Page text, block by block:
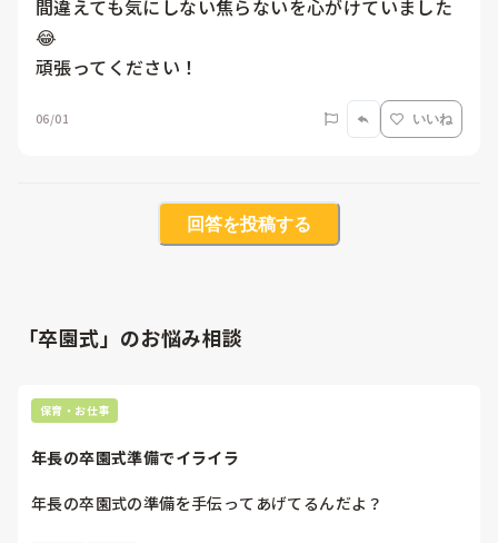
間違えても気にしない焦らないを心がけていました
😂
頑張ってください！
06/01 いいね
回答を投稿する
「卒園式」のお悩み相談
保育・お仕事
年長の卒園式準備でイライラ
年長の卒園式の準備を手伝ってあげてるんだよ？